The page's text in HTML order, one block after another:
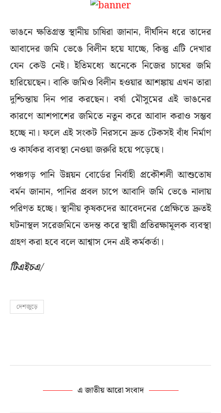
ভাঙনে ক্ষতিগ্রস্ত স্থানীয় চাষিরা জানান, দীর্ঘদিন ধরে তাদের
আবাদের জমি ভেঙে বিলীন হয়ে যাচ্ছে, কিন্তু এটি দেখার
যেন কেউ নেই। ইতিমধ্যে অনেকে নিজের চাষের জমি
হারিয়েছেন। বাকি জমিও বিলীন হওয়ার আশঙ্কায় এখন তারা
দুশ্চিন্তায় দিন পার করছেন। বর্ষা মৌসুমের এই ভাঙনের
কারণে আশপাশের জমিতে নতুন করে আবাদ করাও সম্ভব
হচ্ছে না। ফলে এই সংকট নিরসনে দ্রুত টেকসই বাঁধ নির্মাণ
ও কার্যকর ব্যবস্থা নেওয়া জরুরি হয়ে পড়েছে।
পঞ্চগড় পানি উন্নয়ন বোর্ডের নির্বাহী প্রকৌশলী আশুতোষ
বর্মন জানান, পানির প্রবল চাপে আবাদি জমি ভেঙে নালায়
পরিণত হচ্ছে। স্থানীয় কৃষকদের আবেদনের প্রেক্ষিতে দ্রুতই
ঘটনাস্থল সরেজমিনে তদন্ত করে স্থায়ী প্রতিরক্ষামূলক ব্যবস্থা
গ্রহণ করা হবে বলে আশ্বাস দেন এই কর্মকর্তা।
টিএইচএ/
দেশজুড়ে
এ জাতীয় আরো সংবাদ